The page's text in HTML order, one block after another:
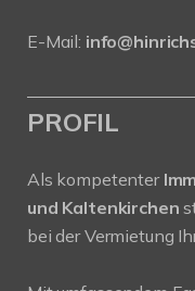
E-Mail:
PROFIL
Als kompetenter
und Kaltenkirchen
bei der Vermietung